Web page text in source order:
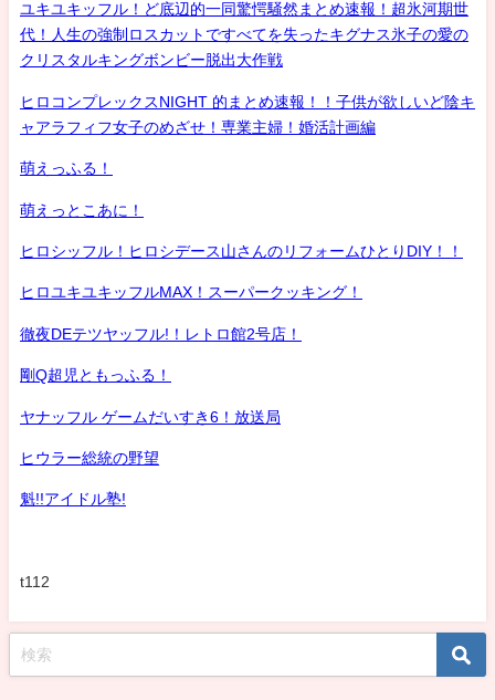
ユキユキッフル！ど底辺的一同驚愕騒然まとめ速報！超氷河期世
代！人生の強制ロスカットですべてを失ったキグナス氷子の愛の
クリスタルキングボンビー脱出大作戦
ヒロコンプレックスNIGHT 的まとめ速報！！子供が欲しいど陰キ
ャアラフィフ女子のめざせ！専業主婦！婚活計画編
萌えっふる！
萌えっとこあに！
ヒロシッフル！ヒロシデース山さんのリフォームひとりDIY！！
ヒロユキユキッフルMAX！スーパークッキング！
徹夜DEテツヤッフル!！レトロ館2号店！
剛Q超児ともっふる！
ヤナッフル ゲームだいすき6！放送局
ヒウラー総統の野望
魁!!アイドル塾!
t112